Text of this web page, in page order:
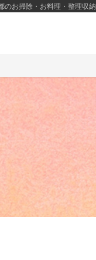
のお掃除・お料理・整理収